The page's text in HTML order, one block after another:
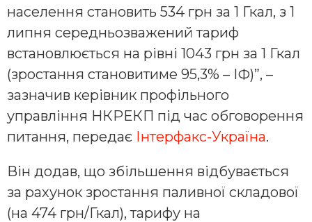
населення становить 534 грн за 1 Гкал, з 1
липня середньозважений тариф
встановлюється на рівні 1043 грн за 1 Гкал
(зростання становитиме 95,3% – ІФ)”, –
зазначив керівник профільного
управління НКРЕКП під час обговорення
питання, передає Інтерфакс-Україна.
Він додав, що збільшення відбувається
за рахунок зростання паливної складової
(на 474 грн/Гкал), тарифу на